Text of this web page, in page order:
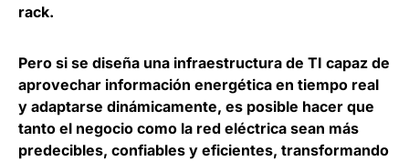
rack.
Pero si se diseña una infraestructura de TI capaz de
aprovechar información energética en tiempo real
y adaptarse dinámicamente, es posible hacer que
tanto el negocio como la red eléctrica sean más
predecibles, confiables y eficientes, transformando